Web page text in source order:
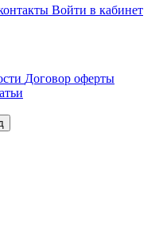
Войти в кабинет
Договор оферты